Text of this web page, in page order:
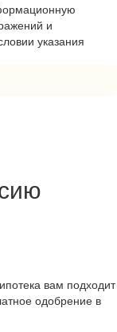
и
указания
вам подходит
одобрение в